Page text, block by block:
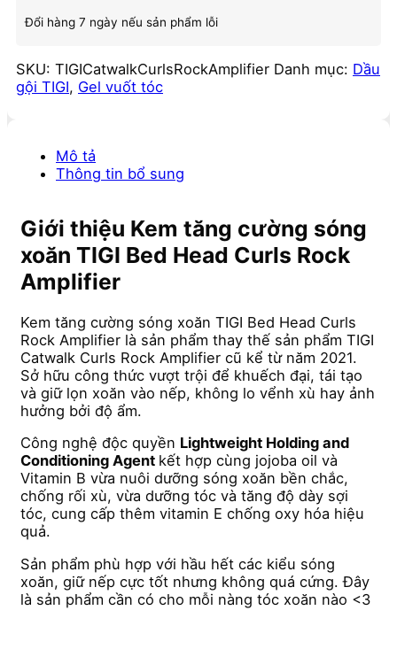
Đổi hàng 7 ngày nếu sản phẩm lỗi
SKU: TIGICatwalkCurlsRockAmplifier Danh mục: Dầu
gội TIGI, Gel vuốt tóc
Mô tả
Thông tin bổ sung
Giới thiệu Kem tăng cường sóng
xoăn TIGI Bed Head Curls Rock
Amplifier
Kem tăng cường sóng xoăn TIGI Bed Head Curls
Rock Amplifier là sản phẩm thay thế sản phẩm TIGI
Catwalk Curls Rock Amplifier cũ kể từ năm 2021.
Sở hữu công thức vượt trội để khuếch đại, tái tạo
và giữ lọn xoăn vào nếp, không lo vểnh xù hay ảnh
hưởng bởi độ ẩm.
Công nghệ độc quyền Lightweight Holding and
Conditioning Agent kết hợp cùng jojoba oil và
Vitamin B vừa nuôi dưỡng sóng xoăn bền chắc,
chống rối xù, vừa dưỡng tóc và tăng độ dày sợi
tóc, cung cấp thêm vitamin E chống oxy hóa hiệu
quả.
Sản phẩm phù hợp với hầu hết các kiểu sóng
xoăn, giữ nếp cực tốt nhưng không quá cứng. Đây
là sản phẩm cần có cho mỗi nàng tóc xoăn nào <3